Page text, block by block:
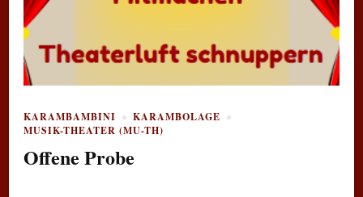
KARAMBAMBINI
KARAMBOLAGE
MUSIK-THEATER (MU-TH)
Offene Probe